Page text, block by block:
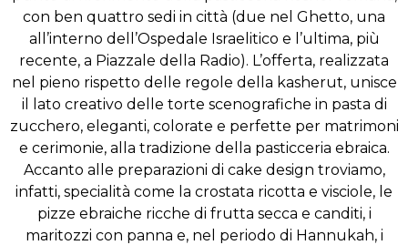
con ben quattro sedi in città (due nel Ghetto, una
all’interno dell’Ospedale Israelitico e l’ultima, più
recente, a Piazzale della Radio). L’offerta, realizzata
nel pieno rispetto delle regole della kasherut, unisce
il lato creativo delle torte scenografiche in pasta di
zucchero, eleganti, colorate e perfette per matrimoni
e cerimonie, alla tradizione della pasticceria ebraica.
Accanto alle preparazioni di cake design troviamo,
infatti, specialità come la crostata ricotta e visciole, le
pizze ebraiche ricche di frutta secca e canditi, i
maritozzi con panna e, nel periodo di Hannukah, i